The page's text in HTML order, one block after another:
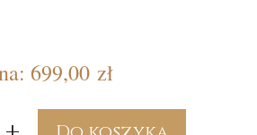
699,00 zł